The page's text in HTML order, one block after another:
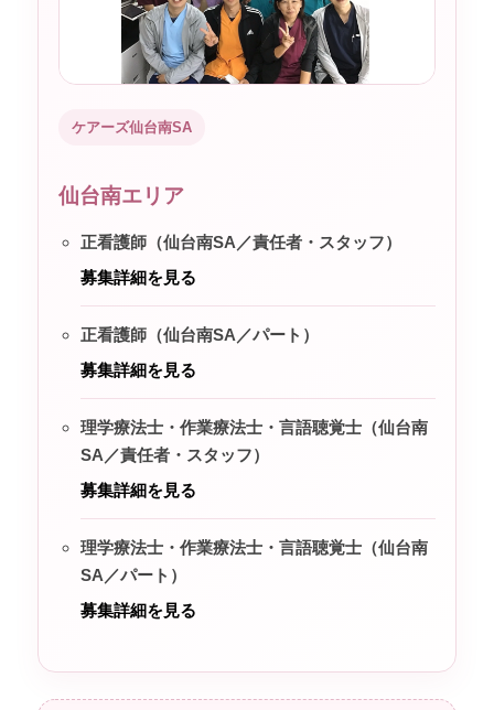
ケアーズ仙台南SA
仙台南エリア
正看護師（仙台南SA／責任者・スタッフ）
募集詳細を見る
正看護師（仙台南SA／パート）
募集詳細を見る
理学療法士・作業療法士・言語聴覚士（仙台南
SA／責任者・スタッフ）
募集詳細を見る
理学療法士・作業療法士・言語聴覚士（仙台南
SA／パート）
募集詳細を見る